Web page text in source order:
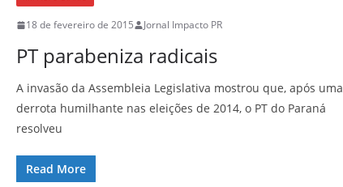
18 de fevereiro de 2015 Jornal Impacto PR
PT parabeniza radicais
A invasão da Assembleia Legislativa mostrou que, após uma
derrota humilhante nas eleições de 2014, o PT do Paraná
resolveu
Read More